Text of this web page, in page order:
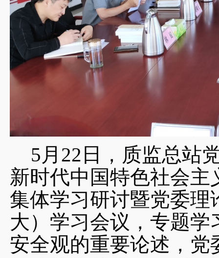
5 月22日，质监总站
新时代中国特色社会
集体学习研讨暨党委
大）学习会议，专题
安全观的重要论述，